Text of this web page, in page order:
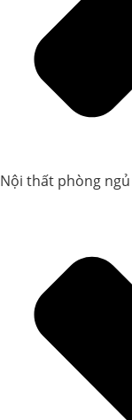
Nội thất phòng ngủ